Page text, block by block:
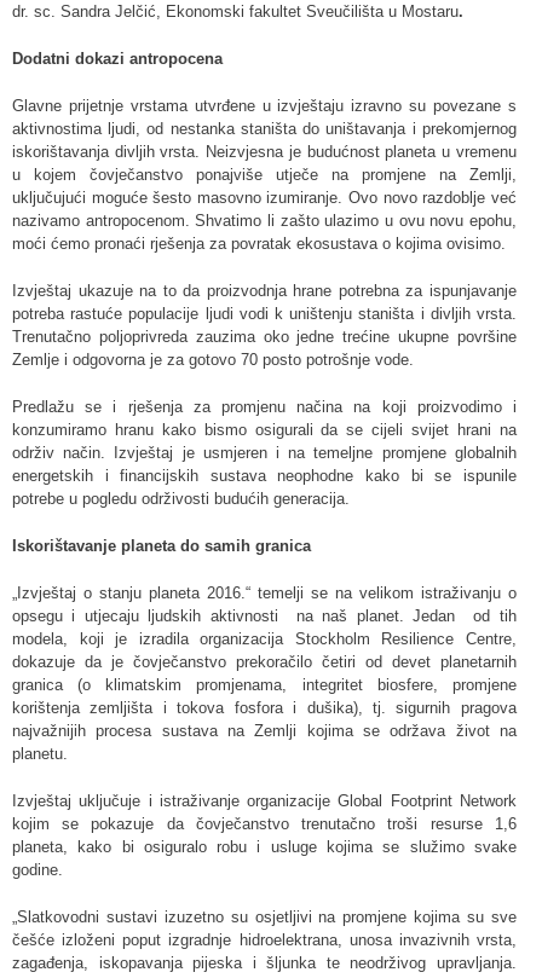
dr. sc. Sandra Jelčić, Ekonomski fakultet Sveučilišta u Mostaru.
Dodatni dokazi antropocena
Glavne prijetnje vrstama utvrđene u izvještaju izravno su povezane s
aktivnostima ljudi, od nestanka staništa do uništavanja i prekomjernog
iskorištavanja divljih vrsta. Neizvjesna je budućnost planeta u vremenu
u kojem čovječanstvo ponajviše utječe na promjene na Zemlji,
uključujući moguće šesto masovno izumiranje. Ovo novo razdoblje već
nazivamo antropocenom. Shvatimo li zašto ulazimo u ovu novu epohu,
moći ćemo pronaći rješenja za povratak ekosustava o kojima ovisimo.
Izvještaj ukazuje na to da proizvodnja hrane potrebna za ispunjavanje
potreba rastuće populacije ljudi vodi k uništenju staništa i divljih vrsta.
Trenutačno poljoprivreda zauzima oko jedne trećine ukupne površine
Zemlje i odgovorna je za gotovo 70 posto potrošnje vode.
Predlažu se i rješenja za promjenu načina na koji proizvodimo i
konzumiramo hranu kako bismo osigurali da se cijeli svijet hrani na
održiv način. Izvještaj je usmjeren i na temeljne promjene globalnih
energetskih i financijskih sustava neophodne kako bi se ispunile
potrebe u pogledu održivosti budućih generacija.
Iskorištavanje planeta do samih granica
„Izvještaj o stanju planeta 2016.“ temelji se na velikom istraživanju o
opsegu i utjecaju ljudskih aktivnosti na naš planet. Jedan od tih
modela, koji je izradila organizacija Stockholm Resilience Centre,
dokazuje da je čovječanstvo prekoračilo četiri od devet planetarnih
granica (o klimatskim promjenama, integritet biosfere, promjene
korištenja zemljišta i tokova fosfora i dušika), tj. sigurnih pragova
najvažnijih procesa sustava na Zemlji kojima se održava život na
planetu.
Izvještaj uključuje i istraživanje organizacije Global Footprint Network
kojim se pokazuje da čovječanstvo trenutačno troši resurse 1,6
planeta, kako bi osiguralo robu i usluge kojima se služimo svake
godine.
„Slatkovodni sustavi izuzetno su osjetljivi na promjene kojima su sve
češće izloženi poput izgradnje hidroelektrana, unosa invazivnih vrsta,
zagađenja, iskopavanja pijeska i šljunka te neodrživog upravljanja.